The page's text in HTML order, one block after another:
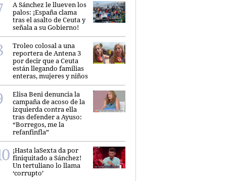
A Sánchez le llueven los
palos: ¡España clama
tras el asalto de Ceuta y
señala a su Gobierno!
Troleo colosal a una
reportera de Antena 3
por decir que a Ceuta
están llegando familias
enteras, mujeres y niños
Elisa Beni denuncia la
campaña de acoso de la
izquierda contra ella
tras defender a Ayuso:
“Borregos, me la
refanfinfla”
¡Hasta laSexta da por
finiquitado a Sánchez!
Un tertuliano lo llama
‘corrupto’